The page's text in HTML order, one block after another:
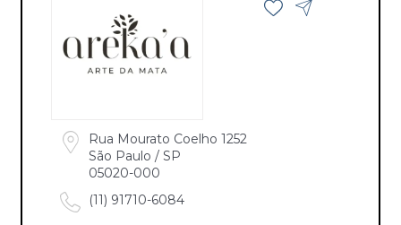
Rua Mourato Coelho 1252
São Paulo / SP
05020-000
(11) 91710-6084